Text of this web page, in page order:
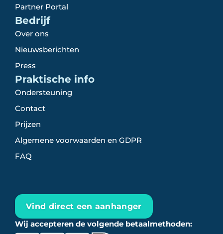
Partner Portal
Bedrijf
Over ons
Nieuwsberichten
Press
Praktische info
Ondersteuning
Contact
Prijzen
Algemene voorwaarden en GDPR
FAQ
Vind direct een aanhanger
Wij accepteren de volgende betaalmethoden: